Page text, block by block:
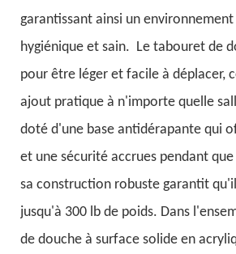
garantissant ainsi un
hygiénique et sain. Le tabouret de
pour être léger et facile à déplacer,
ajout pratique à n'importe quelle
doté d'une base antidérapante qui
et une sécurité accrues pendant
sa construction robuste garantit
jusqu'à 300 lb de poids. Dans
de douche à surface solide en